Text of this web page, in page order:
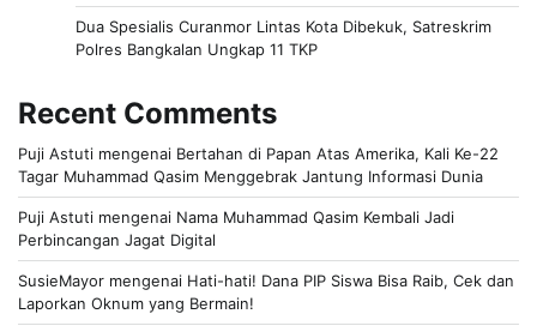
Dua Spesialis Curanmor Lintas Kota Dibekuk, Satreskrim
Polres Bangkalan Ungkap 11 TKP
Recent Comments
Puji Astuti mengenai Bertahan di Papan Atas Amerika, Kali Ke-22
Tagar Muhammad Qasim Menggebrak Jantung Informasi Dunia
Puji Astuti mengenai Nama Muhammad Qasim Kembali Jadi
Perbincangan Jagat Digital
SusieMayor mengenai Hati-hati! Dana PIP Siswa Bisa Raib, Cek dan
Laporkan Oknum yang Bermain!